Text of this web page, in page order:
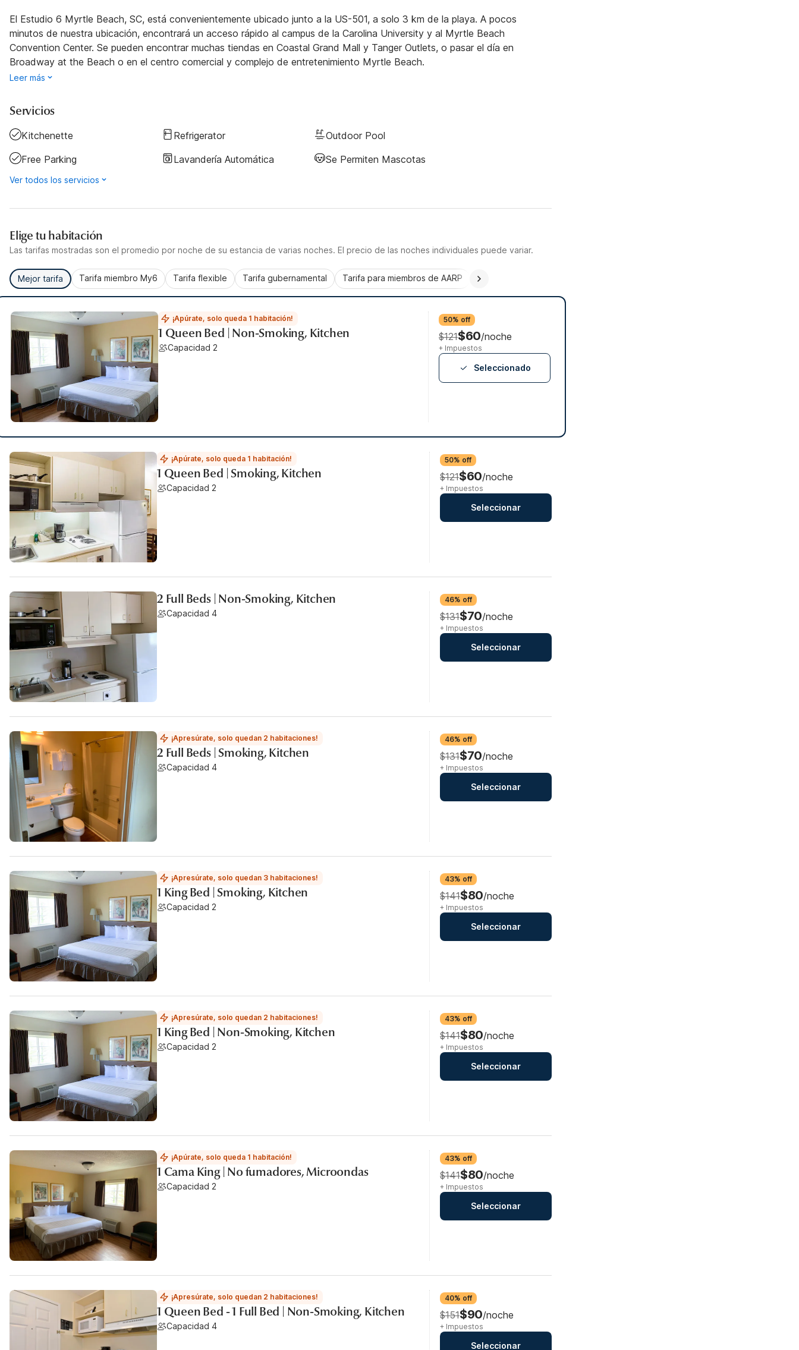
El Estudio 6 Myrtle Beach, SC, está convenientemente ubicado junto a la US-501, a solo 3 km de la playa. A pocos
minutos de nuestra ubicación, encontrará un acceso rápido al campus de la Carolina University y al Myrtle Beach
Convention Center. Se pueden encontrar muchas tiendas en Coastal Grand Mall y Tanger Outlets, o pasar el día en
Broadway at the Beach o en el centro comercial y complejo de entretenimiento Myrtle Beach.
Leer más
Servicios
Kitchenette Refrigerator
Outdoor Pool
Free Parking
Lavandería Automática Se Permiten Mascotas
Ver todos los servicios
Elige tu habitación
Las tarifas mostradas son el promedio por noche de su estancia de varias noches. El precio de las noches individuales puede variar.
Mejor tarifa Tarifa miembro My6 Tarifa flexible Tarifa gubernamental Tarifa para miembros de AARP CorporatePlus(CP)
¡Apúrate, solo queda 1 habitación!
1 Queen Bed | Non-Smoking, Kitchen
Capacidad 2
50% off
$121$60/noche
+ Impuestos
Seleccionado
¡Apúrate, solo queda 1 habitación!
1 Queen Bed | Smoking, Kitchen
Capacidad 2
50% off
$121$60/noche
+ Impuestos
Seleccionar
2 Full Beds | Non-Smoking, Kitchen
Capacidad 4
46% off
$131$70/noche
+ Impuestos
Seleccionar
¡Apresúrate, solo quedan 2 habitaciones!
2 Full Beds | Smoking, Kitchen
Capacidad 4
46% off
$131$70/noche
+ Impuestos
Seleccionar
¡Apresúrate, solo quedan 3 habitaciones!
1 King Bed | Smoking, Kitchen
Capacidad 2
43% off
$141$80/noche
+ Impuestos
Seleccionar
¡Apresúrate, solo quedan 2 habitaciones!
1 King Bed | Non-Smoking, Kitchen
Capacidad 2
43% off
$141$80/noche
+ Impuestos
Seleccionar
¡Apúrate, solo queda 1 habitación!
1 Cama King | No fumadores, Microondas
Capacidad 2
43% off
$141$80/noche
+ Impuestos
Seleccionar
¡Apresúrate, solo quedan 2 habitaciones!
1 Queen Bed - 1 Full Bed | Non-Smoking, Kitchen
Capacidad 4
40% off
$151$90/noche
+ Impuestos
Seleccionar